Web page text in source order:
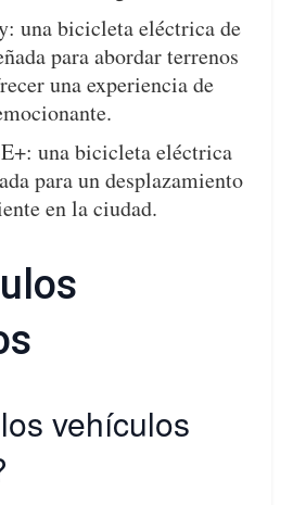
una bicicleta eléctrica de
para abordar terrenos
una experiencia de
una bicicleta eléctrica
para un desplazamiento
en la ciudad.
vehículos